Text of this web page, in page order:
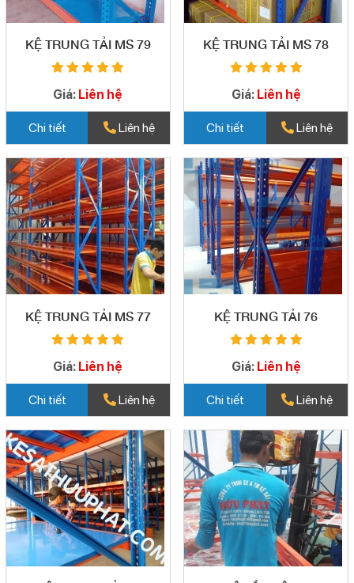
KỆ TRUNG TẢI MS 79
Giá: Liên hệ
Chi tiết Liên hệ
KỆ TRUNG TẢI MS 78
Giá: Liên hệ
Chi tiết Liên hệ
KỆ TRUNG TẢI MS 77
Giá: Liên hệ
Chi tiết Liên hệ
KỆ TRUNG TẢI 76
Giá: Liên hệ
Chi tiết Liên hệ